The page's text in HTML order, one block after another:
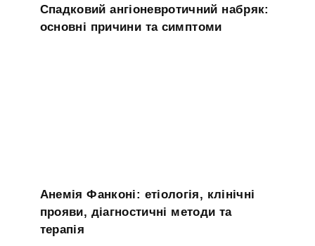
Спадковий ангіоневротичний набряк:
основні причини та симптоми
Анемія Фанконі: етіологія, клінічні
прояви, діагностичні методи та
терапія